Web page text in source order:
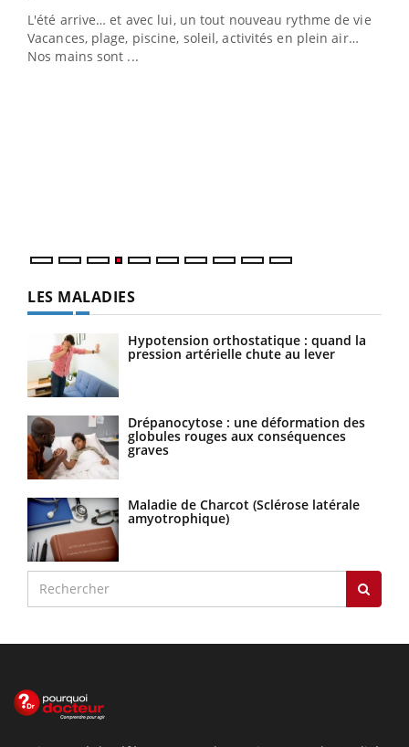
L'été arrive… et avec lui, un tout nouveau rythme de vie !
Vacances, plage, piscine, soleil, activités en plein air…
Nos mains sont ...
LES MALADIES
Hypotension orthostatique : quand la
pression artérielle chute au lever
Drépanocytose : une déformation des
globules rouges aux conséquences
graves
Maladie de Charcot (Sclérose latérale
amyotrophique)